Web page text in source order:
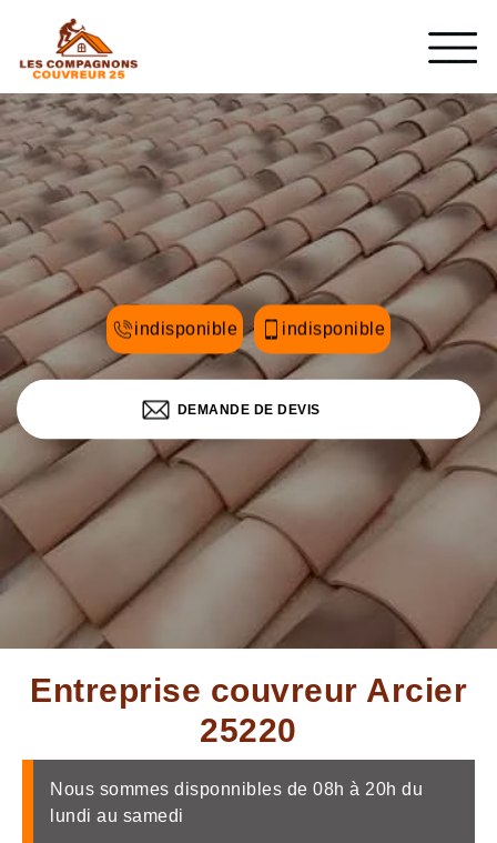
indisponible indisponible
DEMANDE DE DEVIS
Entreprise couvreur Arcier
25220
Nous sommes disponnibles de 08h à 20h du
lundi au samedi